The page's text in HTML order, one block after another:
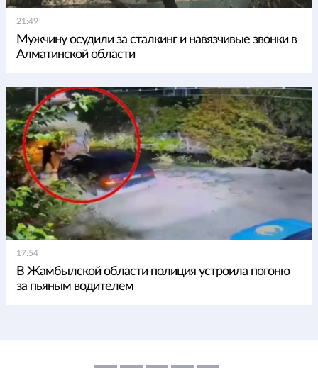
21:49
Мужчину осудили за сталкинг и навязчивые звонки в
Алматинской области
17:54
В Жамбылской области полиция устроила погоню
за пьяным водителем